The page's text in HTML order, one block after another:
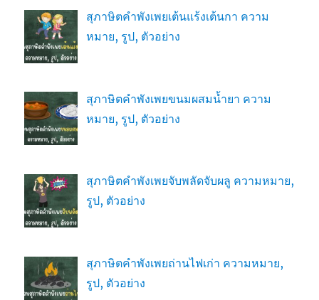
สุภาษิตคำพังเพยเต้นแร้งเต้นกา ความ
หมาย, รูป, ตัวอย่าง
สุภาษิตคำพังเพยขนมผสมน้ำยา ความ
หมาย, รูป, ตัวอย่าง
สุภาษิตคำพังเพยจับพลัดจับผลู ความหมาย,
รูป, ตัวอย่าง
สุภาษิตคำพังเพยถ่านไฟเก่า ความหมาย,
รูป, ตัวอย่าง